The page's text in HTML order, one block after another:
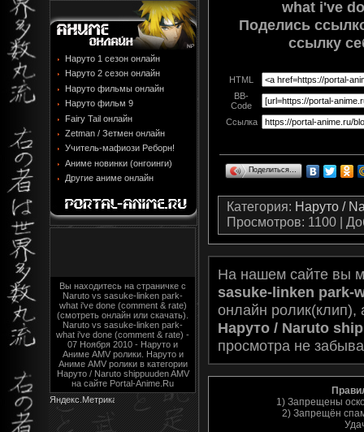
Наруто 1 сезон онлайн
Наруто 2 сезон онлайн
Наруто фильмы онлайн
Наруто фильм 9
Fairy Tail онлайн
Zetman / Зетмен онлайн
Учитель-мафиози Реборн!
Аниме новинки (онгоинги)
Другие аниме онлайн
Вы находитесь на страничке с
Naruto vs sasuke-linken park-
what i've done (comment & rate)
(смотреть онлайн или скачать).
Naruto vs sasuke-linken park-
what i've done (comment & rate) -
07 Ноября 2010 - Наруто и
Аниме AMV ролики. Наруто и
Аниме AMV ролики в категории
Наруто / Naruto shippuuden AMV
на сайте Portal-Anime.Ru
what i've
Поделись
ссылку
HTML
BB-
Code
Ссылка
Поделиться…
Категория: Наруто /
Просмотров: 1100 |
На нашем сайте вы
sasuke-linken park-
онлайн ролик(клип),
Наруто / Naruto
просмотра не
1) Запрещены
2) Запрещён